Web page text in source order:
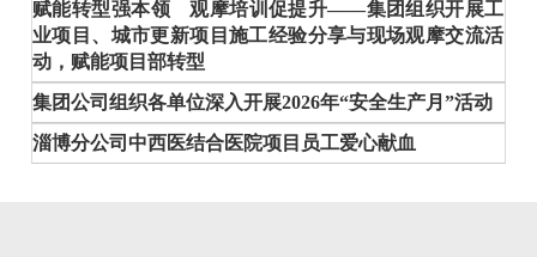
赋能转型强本领 观摩培训促提升——集团组织开展工
业项目、城市更新项目施工经验分享与现场观摩交流活
动，赋能项目部转型
集团公司组织各单位深入开展2026年“安全生产月”活动
淄博分公司中西医结合医院项目员工爱心献血